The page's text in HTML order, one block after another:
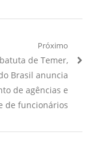
Próximo
de Temer,
Brasil anuncia
de agências e
de funcionários